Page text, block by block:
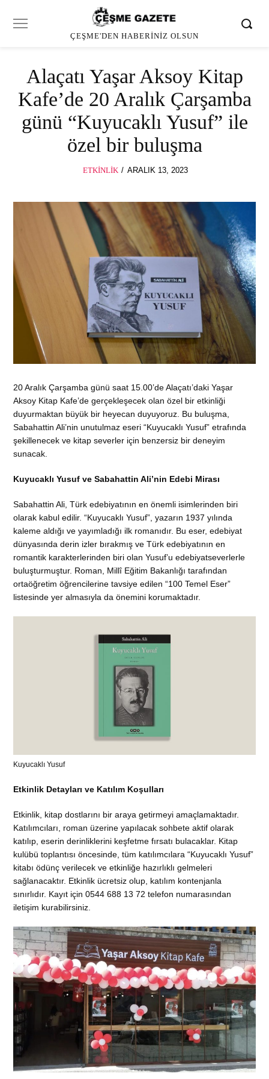
ÇEŞME'DEN HABERINIZ OLSUN
Alaçatı Yaşar Aksoy Kitap
Kafe’de 20 Aralık Çarşamba
günü “Kuyucaklı Yusuf” ile
özel bir buluşma
ETKINLIK
POSTED
ARALIK 13, 2023
20 Aralık Çarşamba günü saat 15.00’de Alaçatı’daki Yaşar
Aksoy Kitap Kafe’de gerçekleşecek olan özel bir etkinliği
duyurmaktan büyük bir heyecan duyuyoruz. Bu buluşma,
Sabahattin Ali’nin unutulmaz eseri “Kuyucaklı Yusuf” etrafında
şekillenecek ve kitap severler için benzersiz bir deneyim
sunacak.
Kuyucaklı Yusuf ve Sabahattin Ali’nin Edebi Mirası
Sabahattin Ali, Türk edebiyatının en önemli isimlerinden biri
olarak kabul edilir. “Kuyucaklı Yusuf”, yazarın 1937 yılında
kaleme aldığı ve yayımladığı ilk romanıdır. Bu eser, edebiyat
dünyasında derin izler bırakmış ve Türk edebiyatının en
romantik karakterlerinden biri olan Yusuf’u edebiyatseverlerle
buluşturmuştur. Roman, Millî Eğitim Bakanlığı tarafından
ortaöğretim öğrencilerine tavsiye edilen “100 Temel Eser”
listesinde yer almasıyla da önemini korumaktadır.
Kuyucaklı Yusuf
Etkinlik Detayları ve Katılım Koşulları
Etkinlik, kitap dostlarını bir araya getirmeyi amaçlamaktadır.
Katılımcıları, roman üzerine yapılacak sohbete aktif olarak
katılıp, eserin derinliklerini keşfetme fırsatı bulacaklar. Kitap
kulübü toplantısı öncesinde, tüm katılımcılara “Kuyucaklı Yusuf”
kitabı ödünç verilecek ve etkinliğe hazırlıklı gelmeleri
sağlanacaktır. Etkinlik ücretsiz olup, katılım kontenjanla
sınırlıdır. Kayıt için 0544 688 13 72 telefon numarasından
iletişim kurabilirsiniz.